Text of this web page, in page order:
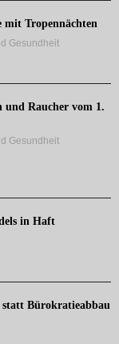
Tropennächten
Gesundheit
und Raucher vom 1.
Gesundheit
in Haft
statt Bürokratieabbau